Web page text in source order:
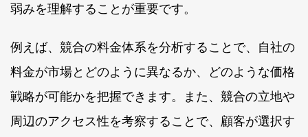
弱みを理解することが重要です。
例えば、競合の料金体系を分析することで、自社の
料金が市場とどのように異なるか、どのような価格
戦略が可能かを把握できます。また、競合の立地や
周辺のアクセス性を考察することで、顧客が選択す